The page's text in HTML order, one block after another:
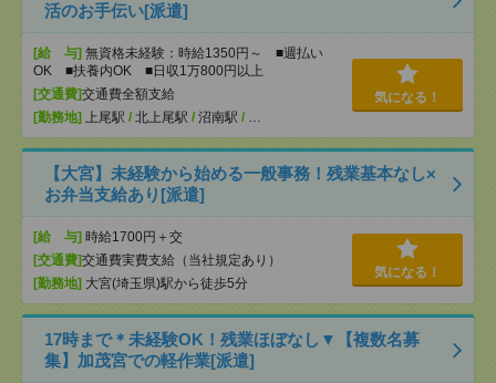
活のお手伝い[派遣]
[給 与] 無資格未経験：時給1350円～ ■週払い
OK ■扶養内OK ■日収1万800円以上
[交通費]交通費全額支給
[勤務地] 上尾駅 / 北上尾駅 / 沼南駅 / …
気になる！
【大宮】未経験から始める一般事務！残業基本なし×
お弁当支給あり[派遣]
[給 与] 時給1700円＋交
[交通費]交通費実費支給（当社規定あり）
[勤務地] 大宮(埼玉県)駅から徒歩5分
気になる！
17時まで＊未経験OK！残業ほぼなし▼【複数名募
集】加茂宮での軽作業[派遣]